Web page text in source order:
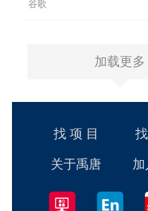
谷歌
加载更多
找 项 目
关于禹唐 加